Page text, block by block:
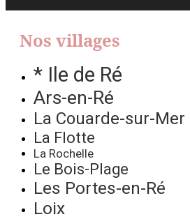
Nos villages
* Ile de Ré
Ars-en-Ré
La Couarde-sur-Mer
La Flotte
La Rochelle
Le Bois-Plage
Les Portes-en-Ré
Loix